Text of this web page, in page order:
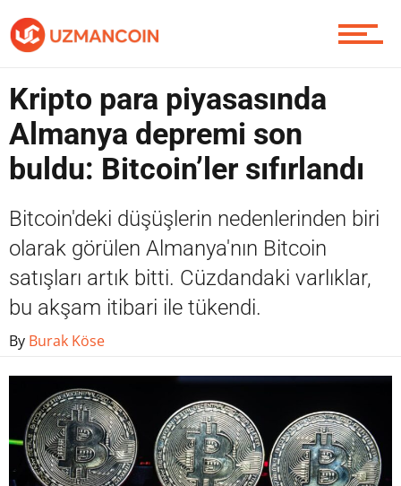
Soru Sor
Contact / İletişim
Kripto para piyasasında
Almanya depremi son
buldu: Bitcoin’ler sıfırlandı
Bitcoin'deki düşüşlerin nedenlerinden biri
olarak görülen Almanya'nın Bitcoin
satışları artık bitti. Cüzdandaki varlıklar,
bu akşam itibari ile tükendi.
By Burak Köse